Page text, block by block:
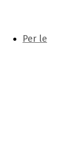
Per le